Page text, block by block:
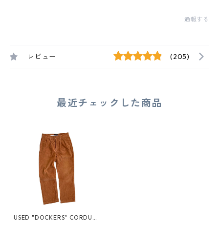
通報する
レビュー (205)
最近チェックした商品
USED "DOCKERS" CORDUR